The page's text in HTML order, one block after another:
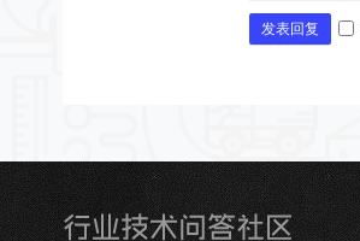
发表回复